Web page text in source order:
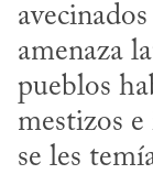
amenaza
pueblos
mestizos e
se les